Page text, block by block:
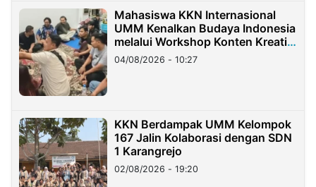
Mahasiswa KKN Internasional
UMM Kenalkan Budaya Indonesia
melalui Workshop Konten Kreatif
di Taiwan
04/08/2026 - 10:27
KKN Berdampak UMM Kelompok
167 Jalin Kolaborasi dengan SDN
1 Karangrejo
02/08/2026 - 19:20